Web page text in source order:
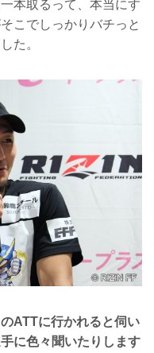
本取るって、本当にす
こでしっかりバチっと
た。
ATTに行かれると伺い
に色々聞いたりします